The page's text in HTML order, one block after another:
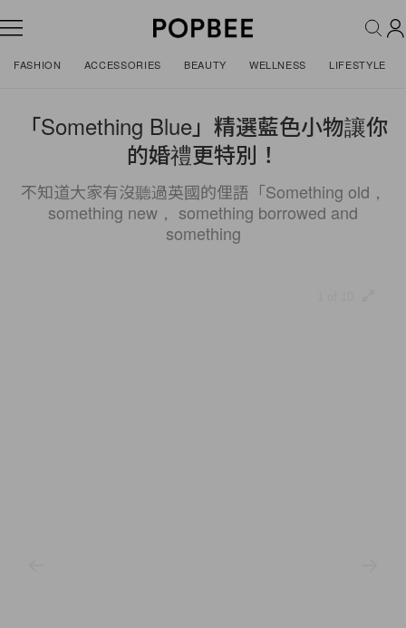
FASHION ACCESSORIES BEAUTY WELLNESS LIFESTYLE
「Something Blue」精選藍色小物讓你
的婚禮更特別！
不知道大家有沒聽過英國的俚語「Something old，
something new， something borrowed and
something